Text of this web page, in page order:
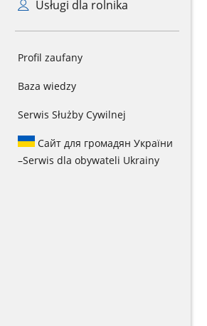
Usługi dla rolnika
Profil zaufany
Baza wiedzy
Serwis Służby Cywilnej
Сайт для громадян України
–Serwis dla obywateli Ukrainy